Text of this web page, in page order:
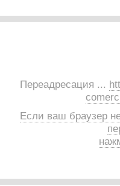
Переадресация ...
Если ваш браузер